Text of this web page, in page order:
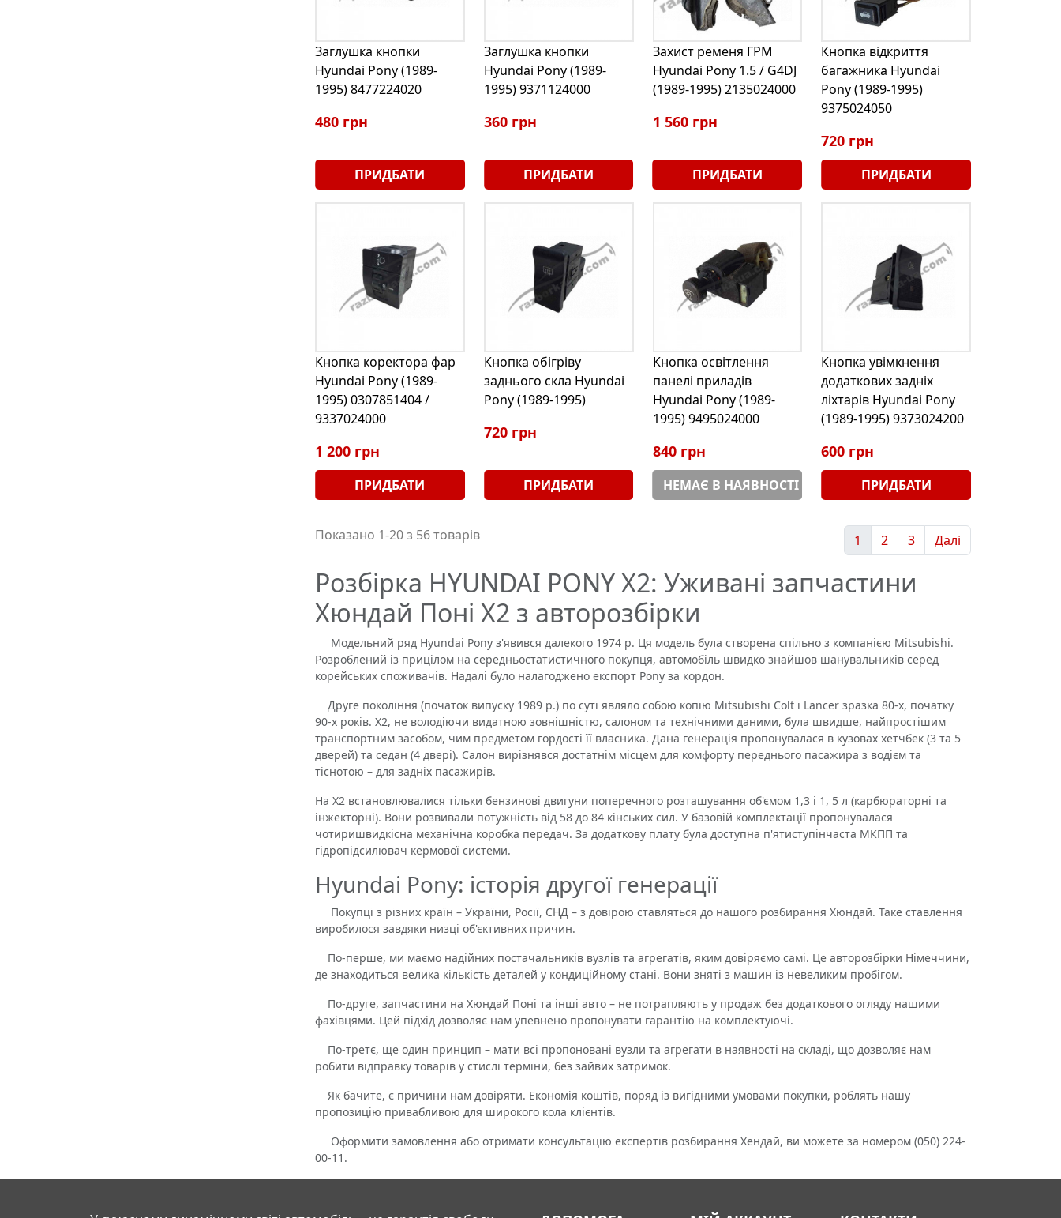
Заглушка кнопки
Hyundai Pony (1989-
1995) 8477224020
480 грн
ПРИДБАТИ
Заглушка кнопки
Hyundai Pony (1989-
1995) 9371124000
360 грн
ПРИДБАТИ
Захист ременя ГРМ
Hyundai Pony 1.5 / G4DJ
(1989-1995) 2135024000
1 560 грн
ПРИДБАТИ
Кнопка відкриття
багажника Hyundai
Pony (1989-1995)
9375024050
720 грн
ПРИДБАТИ
Кнопка коректора фар
Hyundai Pony (1989-
1995) 0307851404 /
9337024000
1 200 грн
ПРИДБАТИ
Кнопка обігріву
заднього скла Hyundai
Pony (1989-1995)
720 грн
ПРИДБАТИ
Кнопка освітлення
панелі приладів
Hyundai Pony (1989-
1995) 9495024000
840 грн
НЕМАЄ В НАЯВНОСТІ
Кнопка увімкнення
додаткових задніх
ліхтарів Hyundai Pony
(1989-1995) 9373024200
600 грн
ПРИДБАТИ
Показано 1-20 з 56 товарів 1 2 3 Далі
Розбірка HYUNDAI PONY X2: Уживані запчастини
Хюндай Поні Х2 з авторозбірки
Модельний ряд Hyundai Pony з'явився далекого 1974 р. Ця модель була створена спільно з компанією Mitsubishi.
Розроблений із прицілом на середньостатистичного покупця, автомобіль швидко знайшов шанувальників серед
корейських споживачів. Надалі було налагоджено експорт Pony за кордон.
Друге покоління (початок випуску 1989 р.) по суті являло собою копію Mitsubishi Colt і Lancer зразка 80-х, початку
90-х років. X2, не володіючи видатною зовнішністю, салоном та технічними даними, була швидше, найпростішим
транспортним засобом, чим предметом гордості її власника. Дана генерація пропонувалася в кузовах хетчбек (3 та 5
дверей) та седан (4 двері). Салон вирізнявся достатнім місцем для комфорту переднього пасажира з водієм та
тіснотою – для задніх пасажирів.
На X2 встановлювалися тільки бензинові двигуни поперечного розташування об'ємом 1,3 і 1, 5 л (карбюраторні та
інжекторні). Вони розвивали потужність від 58 до 84 кінських сил. У базовій комплектації пропонувалася
чотиришвидкісна механічна коробка передач. За додаткову плату була доступна п'ятиступінчаста МКПП та
гідропідсилювач кермової системи.
Hyundai Pony: історія другої генерації
Покупці з різних країн – України, Росії, СНД – з довірою ставляться до нашого розбирання Хюндай. Таке ставлення
виробилося завдяки низці об'єктивних причин.
По-перше, ми маємо надійних постачальників вузлів та агрегатів, яким довіряємо самі. Це авторозбірки Німеччини,
де знаходиться велика кількість деталей у кондиційному стані. Вони зняті з машин із невеликим пробігом.
По-друге, запчастини на Хюндай Поні та інші авто – не потрапляють у продаж без додаткового огляду нашими
фахівцями. Цей підхід дозволяє нам упевнено пропонувати гарантію на комплектуючі.
По-третє, ще один принцип – мати всі пропоновані вузли та агрегати в наявності на складі, що дозволяє нам
робити відправку товарів у стислі терміни, без зайвих затримок.
Як бачите, є причини нам довіряти. Економія коштів, поряд із вигідними умовами покупки, роблять нашу
пропозицію привабливою для широкого кола клієнтів.
Оформити замовлення або отримати консультацію експертів розбирання Хендай, ви можете за номером (050) 224-
00-11.